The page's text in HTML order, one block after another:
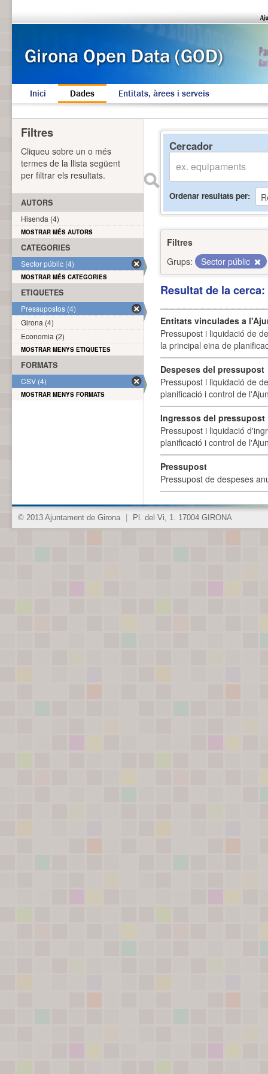
Inici Dades Entitats, àrees i serveis
Cercador
Ordenar resultats per
Filtres
Grups:
Sector públic
Resultat de la
Entitats vinculades a
Pressupost i liquidació de
la principal eina de
Despeses del pressupost
Pressupost i liquidació de
planificació i control de
Ingressos del pressupost
Pressupost i liquidació
planificació i control de
Pressupost
Pressupost de despeses
Filtres
Cliqueu sobre un o més
termes de la llista següent
per filtrar els resultats.
AUTORS
Hisenda (4)
MOSTRAR MÉS AUTORS
CATEGORIES
Sector públic (4)
MOSTRAR MÉS CATEGORIES
ETIQUETES
Pressupostos (4)
Girona (4)
Economia (2)
MOSTRAR MENYS ETIQUETES
FORMATS
CSV (4)
MOSTRAR MENYS FORMATS
© 2013 Ajuntament de Girona Pl. del Vi, 1. 17004 GIRONA